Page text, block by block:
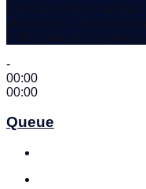
-
00:00
00:00
Queue